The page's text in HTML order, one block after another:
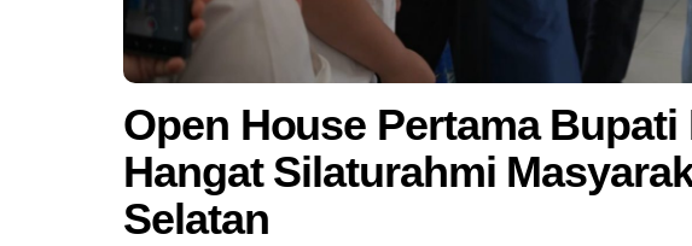
Open House Pertama
Hangat Silaturahmi
Selatan